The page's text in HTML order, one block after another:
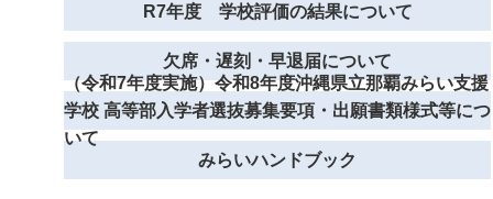
R7年度 学校評価の結果について
欠席・遅刻・早退届について
（令和7年度実施）令和8年度沖縄県立那覇みらい支援
学校 高等部入学者選抜募集要項・出願書類様式等につ
いて
みらいハンドブック